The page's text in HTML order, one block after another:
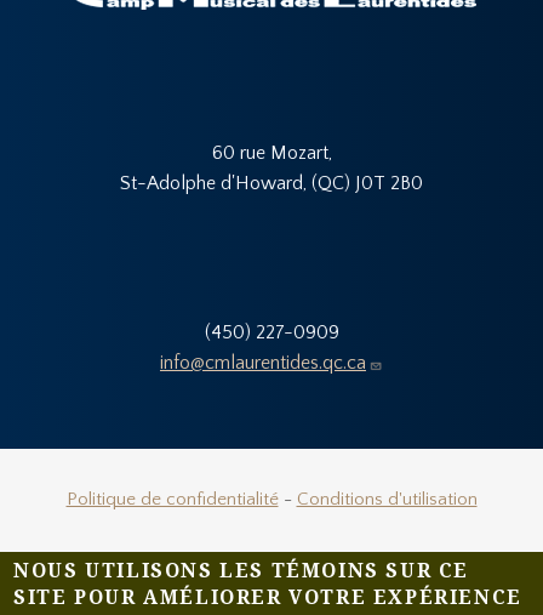
NOUS UTILISONS LES TÉMOINS SUR CE
SITE POUR AMÉLIORER VOTRE EXPÉRIENCE
60 rue Mozart,
St-Adolphe d'Howard, (QC) J0T 2B0
(450) 227-0909
info@cmlaurentides.qc.ca
Politique de confidentialité- Conditions d'utilisation